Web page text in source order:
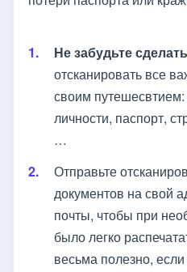
Не забудьте
отсканировать все
своим
личности, паспорт,
…
Отправьте
документов на свой
почты, чтобы при
было легко
весьма полезно,